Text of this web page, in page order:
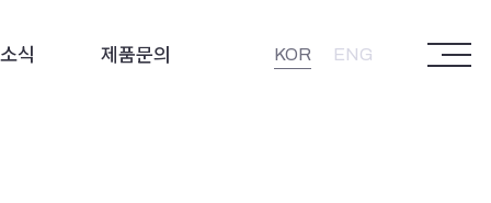
식 제품문의 KOR ENG